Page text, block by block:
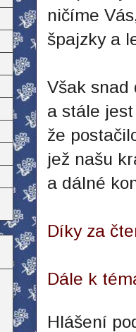
ničíme
špajzky a
Však snad
a stále
že
jež našu
a dálné
Díky za
Dále k
Hlášení